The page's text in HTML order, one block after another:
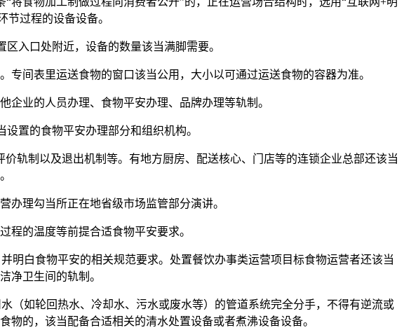
节过程的设备设备。
入口处附近，设备的数量该当满脚需要。
间表里运送食物的窗口该当公用，大小以可通过运送食物的容器为准。
业的人员办理、食物平安办理、品牌办理等轨制。
置的食物平安办理部分和组织机构。
制以及退出机制等。有地方厨房、配送核心、门店等的连锁企业总部还该当
理勾当所正在地省级市场监管部分演讲。
的温度等前提合适食物平安要求。
白食物平安的相关规范要求。处置餐饮办事类运营项目标食物运营者还该当
净卫生间的轨制。
如轮回热水、冷却水、污水或废水等）的管道系统完全分手，不得有逆流或
的，该当配备合适相关的清水处置设备或者煮沸设备设备。